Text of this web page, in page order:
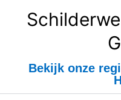
Bekijk onze